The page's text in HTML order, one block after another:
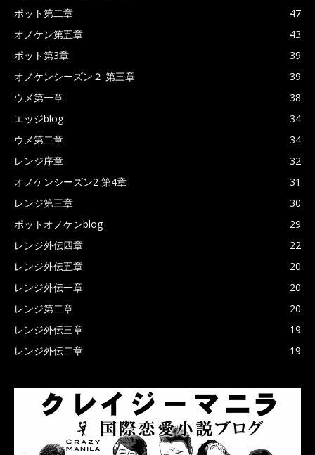
ポット第二章
47
オノケン第五章
43
ポット第3章
39
オノケンシーズン２ 第三章
39
ウメ第一章
38
エッジblog
34
ウメ第二章
34
レンジ序章
32
オノケンシーズン2 第4章
31
レンジ第三章
30
ポットオノケンblog
29
レンジ外伝四章
22
レンジ外伝五章
20
レンジ外伝一章
20
レンジ第二章
20
レンジ外伝三章
19
レンジ外伝二章
19